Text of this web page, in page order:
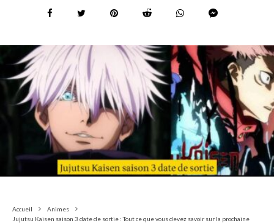
Accueil
Animes
Jujutsu Kaisen saison 3 date de sortie : Tout ce que vous devez savoir sur la prochaine